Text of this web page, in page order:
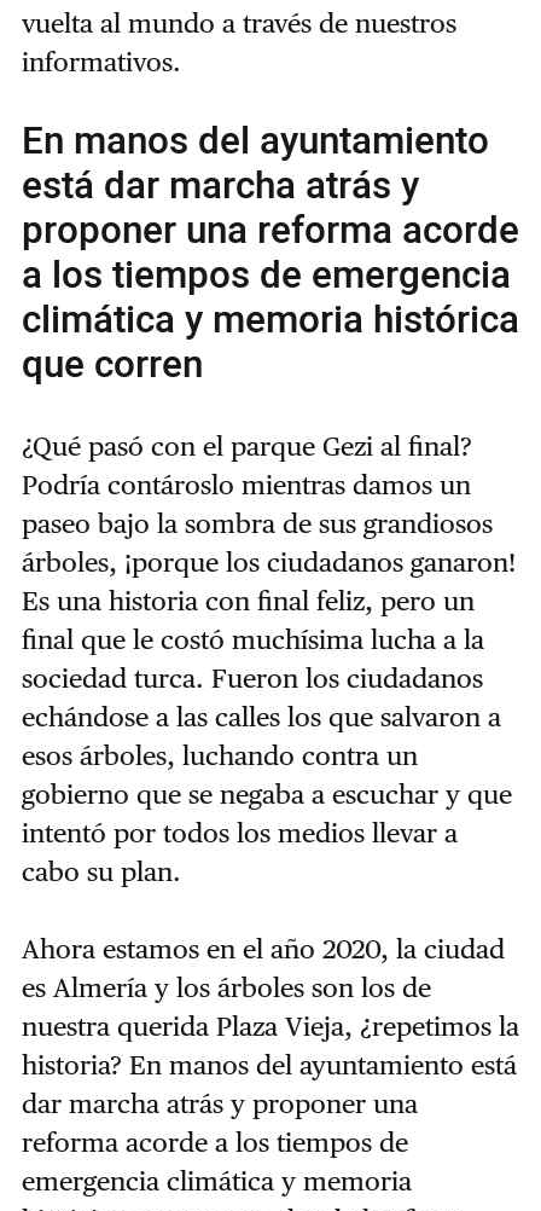
vuelta al mundo a través de nuestros
informativos.
En manos del ayuntamiento
está dar marcha atrás y
proponer una reforma acorde
a los tiempos de emergencia
climática y memoria histórica
que corren
¿Qué pasó con el parque Gezi al final?
Podría contároslo mientras damos un
paseo bajo la sombra de sus grandiosos
árboles, ¡porque los ciudadanos ganaron!
Es una historia con final feliz, pero un
final que le costó muchísima lucha a la
sociedad turca. Fueron los ciudadanos
echándose a las calles los que salvaron a
esos árboles, luchando contra un
gobierno que se negaba a escuchar y que
intentó por todos los medios llevar a
cabo su plan.
Ahora estamos en el año 2020, la ciudad
es Almería y los árboles son los de
nuestra querida Plaza Vieja, ¿repetimos la
historia? En manos del ayuntamiento está
dar marcha atrás y proponer una
reforma acorde a los tiempos de
emergencia climática y memoria